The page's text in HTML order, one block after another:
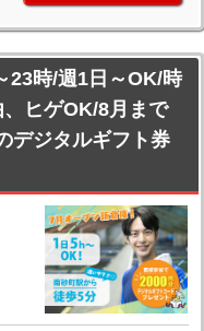
23時/週1日～OK/時
ヒゲOK/8月まで
デジタルギフト券